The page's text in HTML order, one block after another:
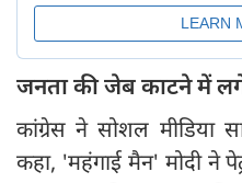
जनता की जेब काटने में
कांग्रेस ने सोशल मीडिया
कहा, 'महंगाई मैन' मोदी ने